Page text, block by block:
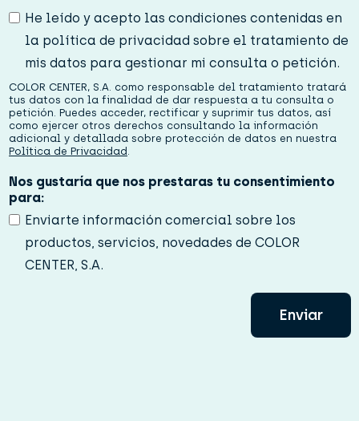
P
c
i
d
a
d
*
He leído y acepto las condiciones contenidas en
la política de privacidad sobre el tratamiento de
mis datos para gestionar mi consulta o petición.
COLOR CENTER, S.A. como responsable del tratamiento tratará
tus datos con la finalidad de dar respuesta a tu consulta o
petición. Puedes acceder, rectificar y suprimir tus datos, así
como ejercer otros derechos consultando la información
adicional y detallada sobre protección de datos en nuestra
Política de Privacidad
Nos gustaría que nos prestaras tu consentimiento
para:
Enviarte información comercial sobre los
productos, servicios, novedades de COLOR
CENTER, S.A.
Enviar